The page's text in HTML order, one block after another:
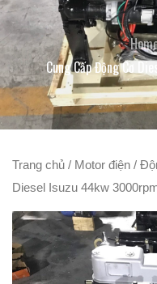
Cung Cấp Động Cơ
Trang chủ / Motor điện /
Diesel Isuzu 44kw